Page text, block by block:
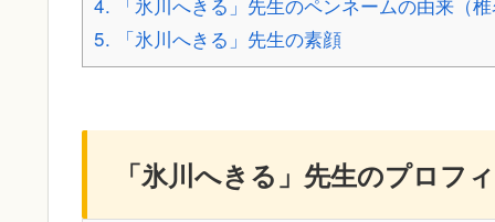
5. 「氷川へきる」先生の素顔
「氷川へきる」先生のプロフ